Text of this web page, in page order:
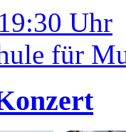
Uhr
für